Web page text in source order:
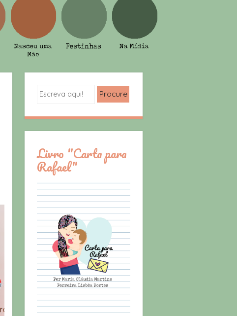
Search
Livro "Carta para
Rafael"